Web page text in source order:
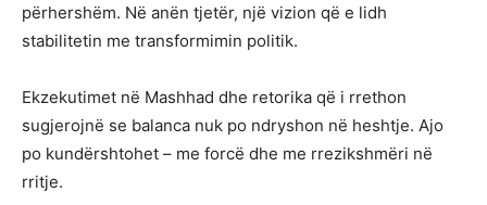
përhershëm. Në anën tjetër, një vizion që e lidh
stabilitetin me transformimin politik.
Ekzekutimet në Mashhad dhe retorika që i rrethon
sugjerojnë se balanca nuk po ndryshon në heshtje. Ajo
po kundërshtohet – me forcë dhe me rrezikshmëri në
rritje.